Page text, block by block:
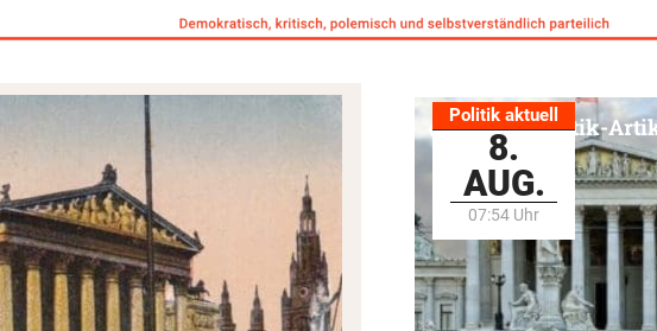
Politik aktuell
8.
AUG.
07:54 Uhr
Alle Politik-